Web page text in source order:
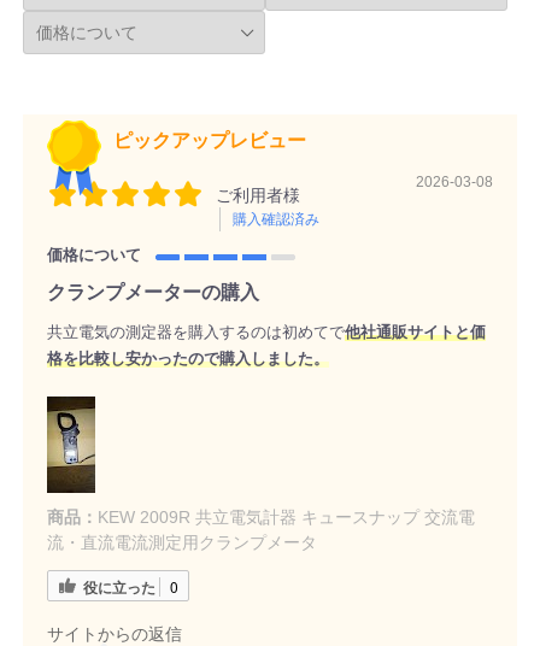
ピックアップレビュー
ご利用者様
購入確認済み
2026-03-08
価格について
クランプメーターの購入
共立電気の測定器を購入するのは初めてで他社通販サイトと価
格を比較し安かったので購入しました。
商品： KEW 2009R 共立電気計器 キュースナップ 交流電
流・直流電流測定用クランプメータ
役に立った 0
サイトからの返信